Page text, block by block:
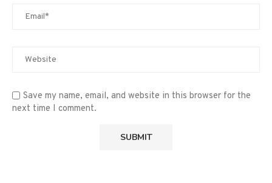
Save my name, email, and website in this browser for the
next time I comment.